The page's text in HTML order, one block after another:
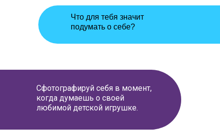
Сфотографируй себя в момент,
когда думаешь о своей
любимой детской игрушке.
Что для тебя значит
подумать о себе?